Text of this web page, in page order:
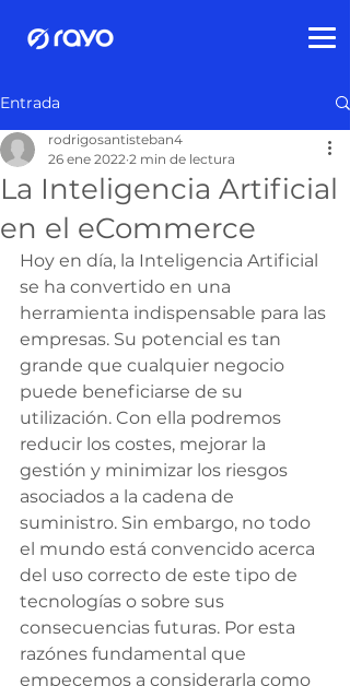
Entrada
La Inteligencia Artificial
en el eCommerce
rodrigosantisteban4
26 ene 2022 2 min de lectura
Hoy en día, la Inteligencia Artificial
se ha convertido en una
herramienta indispensable para las
empresas. Su potencial es tan
grande que cualquier negocio
puede beneficiarse de su
utilización. Con ella podremos
reducir los costes, mejorar la
gestión y minimizar los riesgos
asociados a la cadena de
suministro. Sin embargo, no todo
el mundo está convencido acerca
del uso correcto de este tipo de
tecnologías o sobre sus
consecuencias futuras. Por esta
razónes fundamental que
empecemos a considerarla como